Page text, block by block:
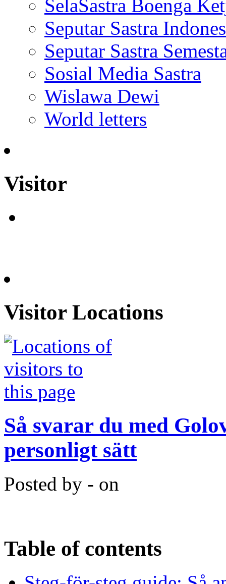
SelaSastra Boenga
Seputar Sastra
Seputar Sastra
Sosial Media Sastra
Wislawa Dewi
World letters
Visitor
Visitor Locations
Så svarar du med
personligt sätt
Posted by - on
Table of contents